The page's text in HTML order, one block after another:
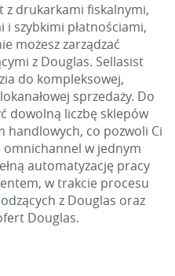
z drukarkami fiskalnymi,
i szybkimi płatnościami,
możesz zarządzać
z Douglas. Sellasist
do kompleksowej,
sprzedaży. Do
dowolną liczbę sklepów
co pozwoli Ci
w jednym
automatyzację pracy
w trakcie procesu
z Douglas oraz
Douglas.